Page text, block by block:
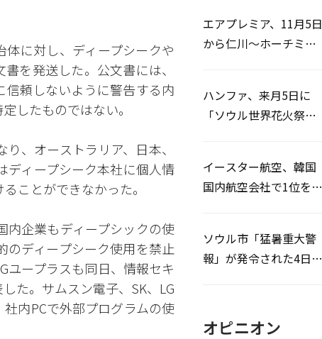
に対し、ディープシークや
を発送した。公文書には、
頼しないように警告する内
したものではない。
、オーストラリア、日本、
ディープシーク本社に個人情
ことができなかった。
内企業もディープシックの使
のディープシーク使用を禁止
ユープラスも同日、情報セキ
た。サムスン電子、SK、LG
内PCで外部プログラムの使
エアプレミア、11月5日
から仁川〜ホーチミン
ハンファ、来月5日に
「ソウル世界花火祭り
イースター航空、韓国
国内航空会社で1位を記
ソウル市「猛暑重大警
報」が発令された4日、
オピニオン